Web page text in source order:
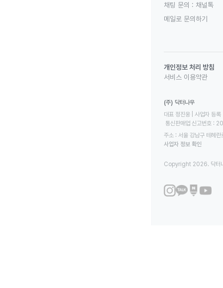
채팅 문의 : 채널톡
메일로 문의하기
개인정보 처리 방침
서비스 이용약관
(주) 닥터나우
대표 정진웅 | 사업자
통신판매업 신고번호
주소 : 서울 강남구 테헤
사업자 정보 확인
Copyright 2026. 닥터